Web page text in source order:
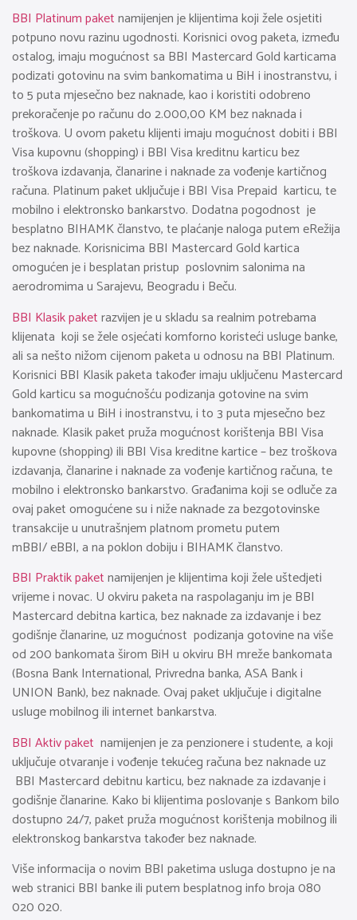
BBI Platinum paketnamijenjen je klijentima koji žele osjetiti
potpuno novu razinu ugodnosti. Korisnici ovog paketa, između
ostalog, imaju mogućnost sa BBI Mastercard Gold karticama
podizati gotovinu na svim bankomatima u BiH i inostranstvu, i
to 5 puta mjesečno bez naknade, kao i koristiti odobreno
prekoračenje po računu do 2.000,00 KM bez naknada i
troškova. U ovom paketu klijenti imaju mogućnost dobiti i BBI
Visa kupovnu (shopping) i BBI Visa kreditnu karticu bez
troškova izdavanja, članarine i naknade za vođenje kartičnog
računa. Platinum paket uključuje i BBI Visa Prepaid karticu, te
mobilno i elektronsko bankarstvo. Dodatna pogodnost je
besplatno BIHAMK članstvo, te plaćanje naloga putem eRežija
bez naknade. Korisnicima BBI Mastercard Gold kartica
omogućen je i besplatan pristup poslovnim salonima na
aerodromima u Sarajevu, Beogradu i Beču.
BBI Klasik paketrazvijen je u skladu sa realnim potrebama
klijenata koji se žele osjećati komforno koristeći usluge banke,
ali sa nešto nižom cijenom paketa u odnosu na BBI Platinum.
Korisnici BBI Klasik paketa također imaju uključenu Mastercard
Gold karticu sa mogućnošću podizanja gotovine na svim
bankomatima u BiH i inostranstvu, i to 3 puta mjesečno bez
naknade. Klasik paket pruža mogućnost korištenja BBI Visa
kupovne (shopping) ili BBI Visa kreditne kartice – bez troškova
izdavanja, članarine i naknade za vođenje kartičnog računa, te
mobilno i elektronsko bankarstvo. Građanima koji se odluče za
ovaj paket omogućene su i niže naknade za bezgotovinske
transakcije u unutrašnjem platnom prometu putem
mBBI/ eBBI, a na poklon dobiju i BIHAMK članstvo.
BBI Praktik paketnamijenjen je klijentima koji žele uštedjeti
vrijeme i novac. U okviru paketa na raspolaganju im je BBI
Mastercard debitna kartica, bez naknade za izdavanje i bez
godišnje članarine, uz mogućnost podizanja gotovine na više
od 200 bankomata širom BiH u okviru BH mreže bankomata
(Bosna Bank International, Privredna banka, ASA Bank i
UNION Bank), bez naknade. Ovaj paket uključuje i digitalne
usluge mobilnog ili internet bankarstva.
BBI Aktiv paket namijenjen je za penzionere i studente, a koji
uključuje otvaranje i vođenje tekućeg računa bez naknade uz
BBI Mastercard debitnu karticu, bez naknade za izdavanje i
godišnje članarine. Kako bi klijentima poslovanje s Bankom bilo
dostupno 24/7, paket pruža mogućnost korištenja mobilnog ili
elektronskog bankarstva također bez naknade.
Više informacija o novim BBI paketima usluga dostupno je na
web stranici BBI banke ili putem besplatnog info broja 080
020 020.